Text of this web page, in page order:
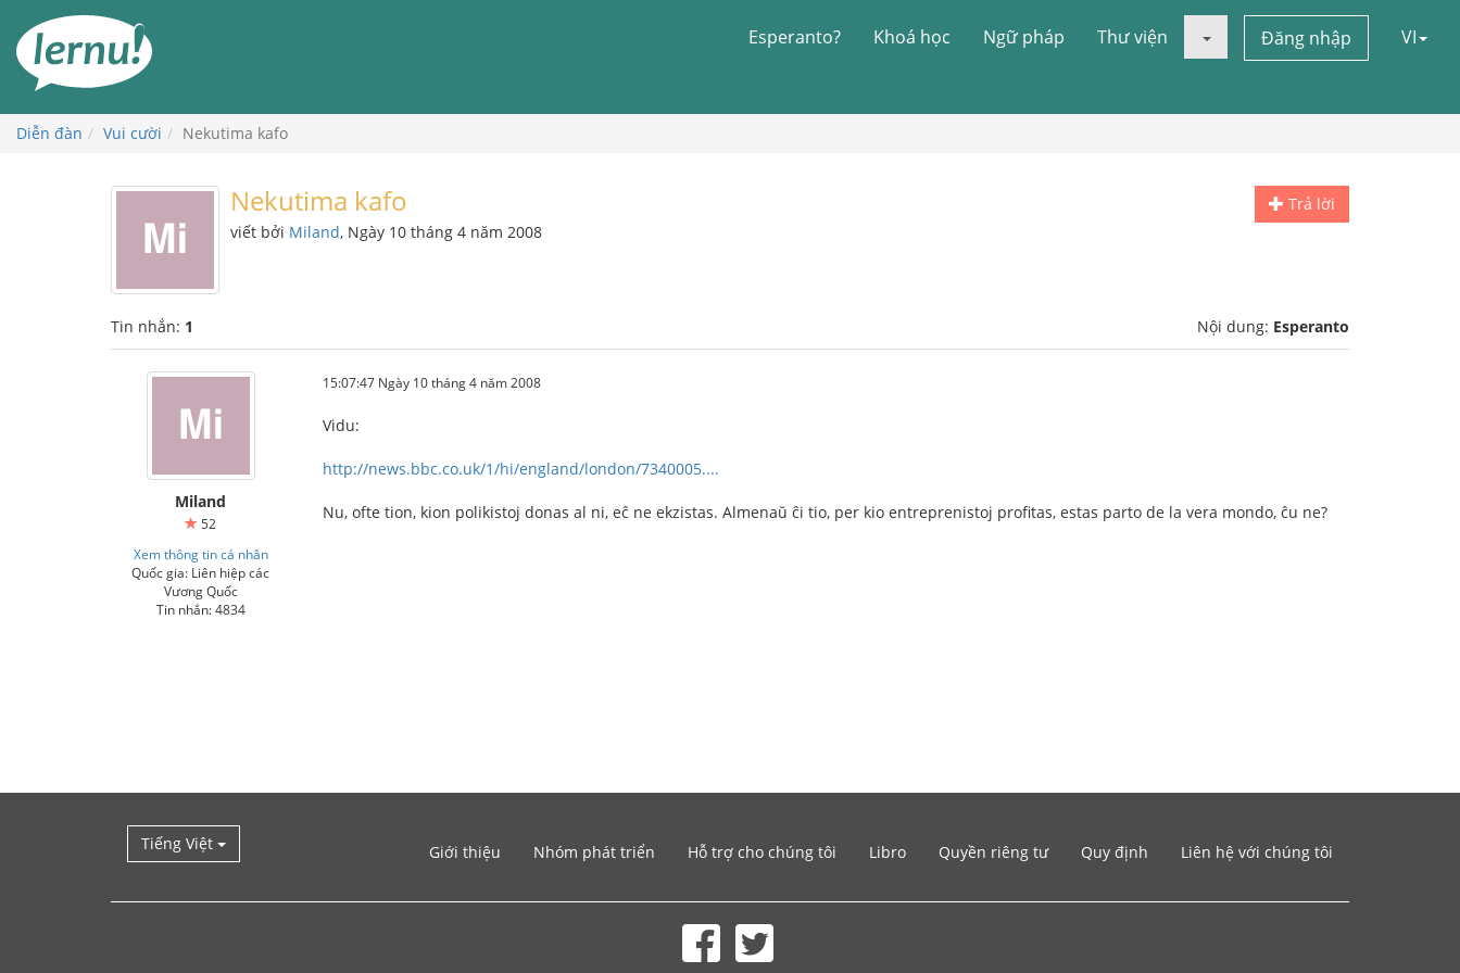
đến
phần
dung
Esperanto? Khoá học Ngữ pháp Thư viện Đăng nhập VI
Diễn đàn Vui cười Nekutima kafo
Trả lời
Nekutima kafo
viết bởi Miland, Ngày 10 tháng 4 năm 2008
Tin nhắn: 1 Nội dung: Esperanto
Miland
52
Xem thông tin cá nhân
Quốc gia: Liên hiệp các
Vương Quốc
Tin nhắn: 4834
15:07:47 Ngày 10 tháng 4 năm 2008
Vidu:
http://news.bbc.co.uk/1/hi/england/london/7340005....
Nu, ofte tion, kion polikistoj donas al ni, eĉ ne ekzistas. Almenaŭ ĉi tio, per kio entreprenistoj profitas, estas parto de la vera mondo, ĉu ne?
Tiếng Việt Giới thiệu Nhóm phát triển Hỗ trợ cho chúng tôi Libro Quyền riêng tư Quy định Liên hệ với chúng tôi